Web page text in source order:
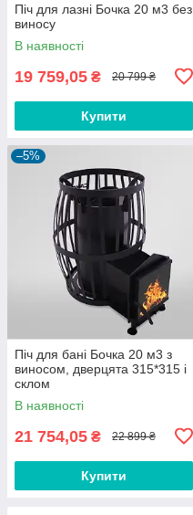
Піч для лазні Бочка 20 м3 без
виносу
В наявності
19 759,05 ₴ 20 799 ₴
Купити
–5%
Піч для бані Бочка 20 м3 з
виносом, дверцята 315*315 і
склом
В наявності
21 754,05 ₴ 22 899 ₴
Купити